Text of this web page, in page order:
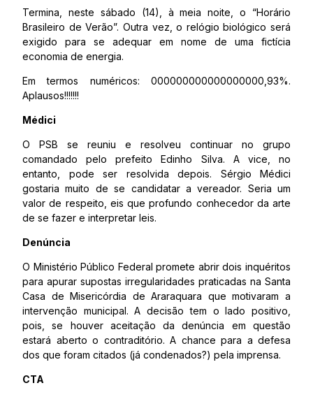
Termina, neste sábado (14), à meia noite, o “Horário
Brasileiro de Verão”. Outra vez, o relógio biológico será
exigido para se adequar em nome de uma fictícia
economia de energia.
Em termos numéricos: 000000000000000000,93%.
Aplausos!!!!!!!
Médici
O PSB se reuniu e resolveu continuar no grupo
comandado pelo prefeito Edinho Silva. A vice, no
entanto, pode ser resolvida depois. Sérgio Médici
gostaria muito de se candidatar a vereador. Seria um
valor de respeito, eis que profundo conhecedor da arte
de se fazer e interpretar leis.
Denúncia
O Ministério Público Federal promete abrir dois inquéritos
para apurar supostas irregularidades praticadas na Santa
Casa de Misericórdia de Araraquara que motivaram a
intervenção municipal. A decisão tem o lado positivo,
pois, se houver aceitação da denúncia em questão
estará aberto o contraditório. A chance para a defesa
dos que foram citados (já condenados?) pela imprensa.
CTA